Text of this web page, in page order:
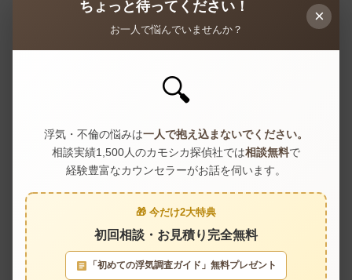
約 106,000人（2026年4月末）
主な鉄道
近鉄南大阪線（古市・高鷲・恵我ノ
荘・駒ヶ谷・上ノ太子）、近鉄長野線
（古市）
主要道路
西名阪自動車道、南阪奈道路（羽曳野I
C）、国道170号（大阪外環状線）
大阪市中心部へ
近鉄南大阪線で大阪阿部野橋まで準急
×
ちょっと待ってください！
お一人で悩んでいませんか？
🔍
浮気・不倫の悩みは一人で抱え込まないでください。
相談実績1,500人のカモシカ探偵社では相談無料で
経験豊富なカウンセラーがお話を伺います。
🎁 今だけ2大特典
初回相談・お見積り完全無料
「初めての浮気調査ガイド」無料プレゼント